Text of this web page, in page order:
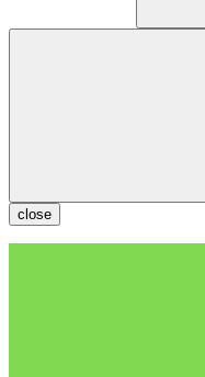
close